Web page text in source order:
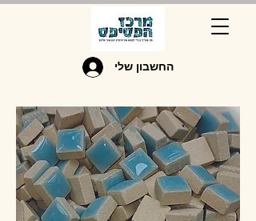
החשבון שלי